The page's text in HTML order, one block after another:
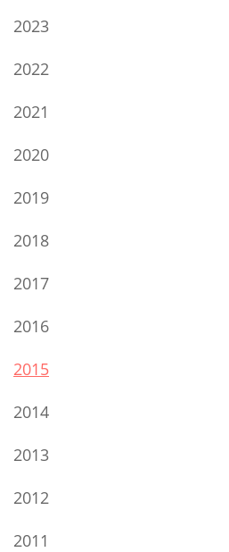
2023
2022
2021
2020
2019
2018
2017
2016
2015
2014
2013
2012
2011